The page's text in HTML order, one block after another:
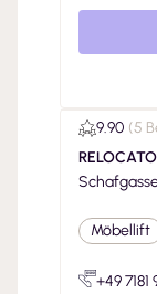
9.90 (5
Möbellift
+49